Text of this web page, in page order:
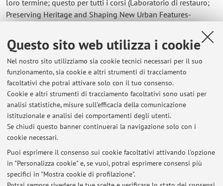
Questo sito web utilizza i cookie
Nel nostro sito utilizziamo sia cookie tecnici necessari per il suo
funzionamento, sia cookie e altri strumenti di tracciamento
facoltativi che potrai attivare solo con il tuo consenso.
Cookie e altri strumenti di tracciamento facoltativi sono usati per
analisi statistiche, misure sull'efficacia della comunicazione
istituzionale e analisi dei comportamenti degli utenti.
Se chiudi questo banner continuerai la navigazione solo con i
cookie necessari.
Puoi esprimere il consenso sui cookie facoltativi attivando l'opzione
in "Personalizza cookie" e, se vuoi, potrai esprimere consensi più
specifici in "Mostra cookie di profilazione".
loro termine; questo per tutti i corsi (Laboratorio di restauro;
Preserving Heritage and Shaping New Urban Features-
stesse giornate previste per le lezioni, con orario da
concordare. Nell'uno e nell'altro caso, è sempre
indispensabile richiedere al docente un appuntamento,
mediante invio di una e-mail con almeno una settimana di
anticipo.
Revisioni
Pubblicato il: 07 novembre 2023
Tesi di laurea